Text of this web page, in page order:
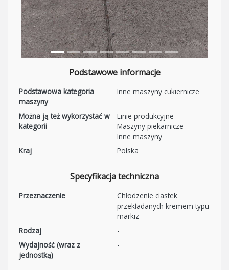
Podstawowe informacje
Podstawowa kategoria
maszyny
Inne maszyny cukiernicze
Można ją też wykorzystać w
kategorii
Linie produkcyjne
Maszyny piekarnicze
Inne maszyny
Kraj
Polska
Specyfikacja techniczna
Przeznaczenie
Chłodzenie ciastek
przekładanych kremem typu
markiz
Rodzaj
-
Wydajność (wraz z
jednostką)
-